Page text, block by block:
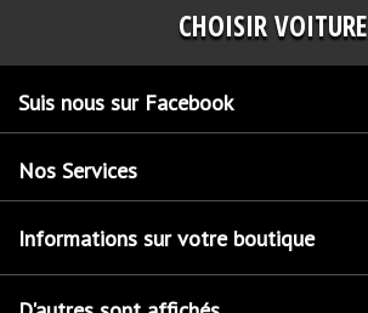
CHOISIR VOITURE
Suis nous sur Facebook
Nos Services
Informations sur votre boutique